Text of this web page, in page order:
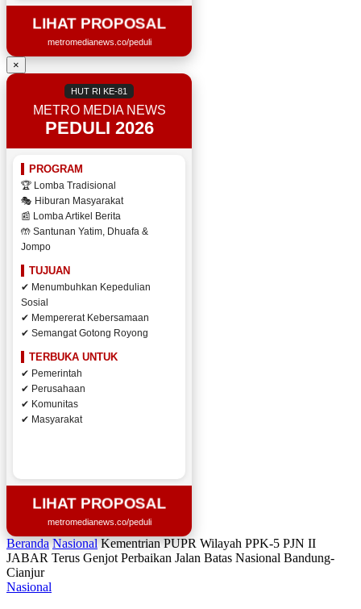
LIHAT PROPOSAL
metromedianews.co/peduli
×
HUT RI KE-81
METRO MEDIA NEWS
PEDULI 2026
PROGRAM
🏆 Lomba Tradisional
🎭 Hiburan Masyarakat
📰 Lomba Artikel Berita
🤲 Santunan Yatim, Dhuafa &
Jompo
TUJUAN
✔ Menumbuhkan Kepedulian
Sosial
✔ Mempererat Kebersamaan
✔ Semangat Gotong Royong
TERBUKA UNTUK
✔ Pemerintah
✔ Perusahaan
✔ Komunitas
✔ Masyarakat
LIHAT PROPOSAL
metromedianews.co/peduli
Beranda Nasional Kementrian PUPR Wilayah PPK-5 PJN II
JABAR Terus Genjot Perbaikan Jalan Batas Nasional Bandung-
Cianjur
Nasional